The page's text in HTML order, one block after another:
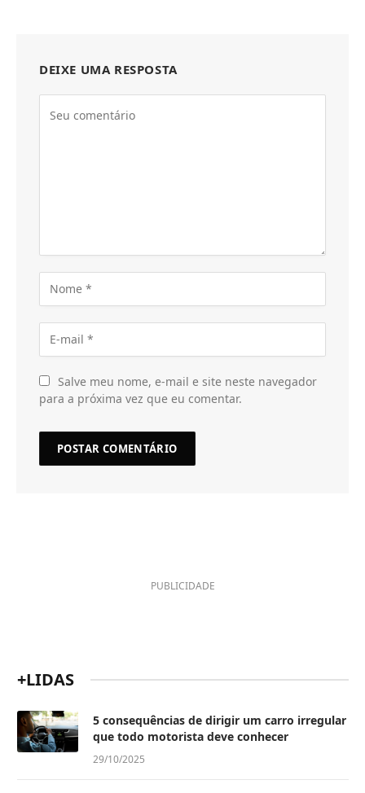
DEIXE UMA RESPOSTA
Salve meu nome, e-mail e site neste navegador
para a próxima vez que eu comentar.
PUBLICIDADE
+LIDAS
5 consequências de dirigir um carro irregular
que todo motorista deve conhecer
29/10/2025